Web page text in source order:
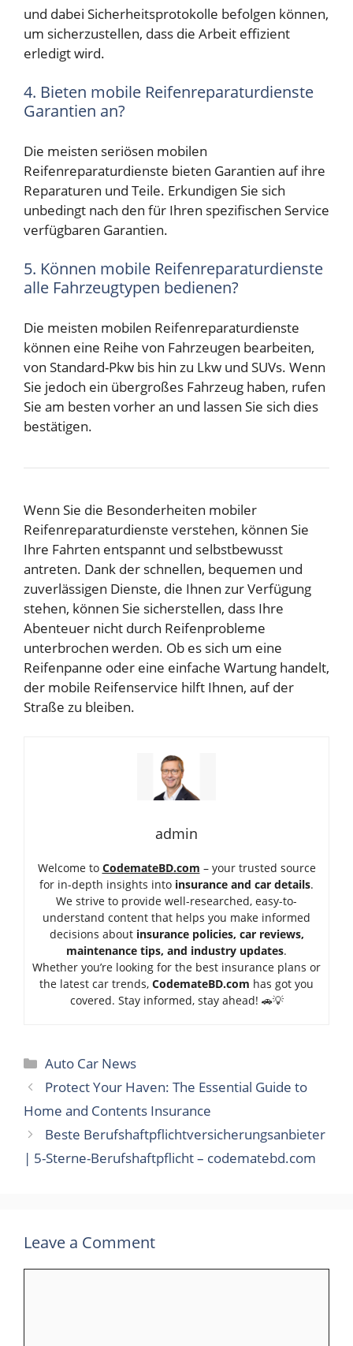
und dabei Sicherheitsprotokolle befolgen können,
um sicherzustellen, dass die Arbeit effizient
erledigt wird.
4. Bieten mobile Reifenreparaturdienste
Garantien an?
Die meisten seriösen mobilen
Reifenreparaturdienste bieten Garantien auf ihre
Reparaturen und Teile. Erkundigen Sie sich
unbedingt nach den für Ihren spezifischen Service
verfügbaren Garantien.
5. Können mobile Reifenreparaturdienste
alle Fahrzeugtypen bedienen?
Die meisten mobilen Reifenreparaturdienste
können eine Reihe von Fahrzeugen bearbeiten,
von Standard-Pkw bis hin zu Lkw und SUVs. Wenn
Sie jedoch ein übergroßes Fahrzeug haben, rufen
Sie am besten vorher an und lassen Sie sich dies
bestätigen.
Wenn Sie die Besonderheiten mobiler
Reifenreparaturdienste verstehen, können Sie
Ihre Fahrten entspannt und selbstbewusst
antreten. Dank der schnellen, bequemen und
zuverlässigen Dienste, die Ihnen zur Verfügung
stehen, können Sie sicherstellen, dass Ihre
Abenteuer nicht durch Reifenprobleme
unterbrochen werden. Ob es sich um eine
Reifenpanne oder eine einfache Wartung handelt,
der mobile Reifenservice hilft Ihnen, auf der
Straße zu bleiben.
admin
Welcome to CodemateBD.com – your trusted source
for in-depth insights into insurance and car details.
We strive to provide well-researched, easy-to-
understand content that helps you make informed
decisions about insurance policies, car reviews,
maintenance tips, and industry updates.
Whether you’re looking for the best insurance plans or
the latest car trends, CodemateBD.com has got you
covered. Stay informed, stay ahead! 🚗💡
Categories
Auto Car News
Protect Your Haven: The Essential Guide to
Home and Contents Insurance
Beste Berufshaftpflichtversicherungsanbieter
| 5-Sterne-Berufshaftpflicht – codematebd.com
Leave a Comment